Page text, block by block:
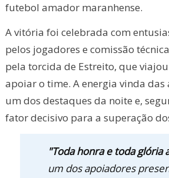
futebol amador maranhense.
A vitória foi celebrada com
pelos jogadores e comissão
pela torcida de Estreito, que
apoiar o time. A energia vinda
um dos destaques da noite e,
fator decisivo para a superação
"Toda honra e toda glória
um dos apoiadores